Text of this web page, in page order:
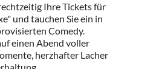
Ihre Tickets für
und tauchen Sie ein in
Comedy.
einen Abend voller
herzhafter Lacher